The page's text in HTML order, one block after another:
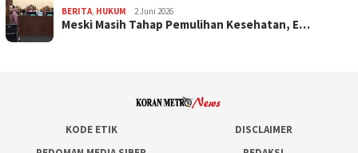
BERITA, HUKUM 2 Juni 2026
Meski Masih Tahap Pemulihan Kesehatan, E…
KODE ETIK
DISCLAIMER